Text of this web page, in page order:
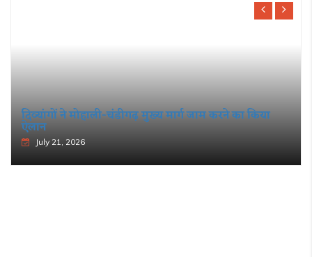
दिव्यांगों ने मोहाली-चंडीगढ़ मुख्य मार्ग जाम करने का किया
ऐलान
July 21, 2026